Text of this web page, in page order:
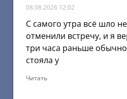
08.08.2026 12:02
С самого утра всё шло
отменили встречу, и я
три часа раньше
стояла у
Читать